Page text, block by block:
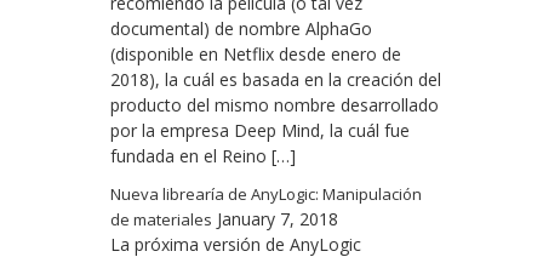
documental) de nombre AlphaGo
(disponible en Netflix desde enero de
2018), la cuál es basada en la creación del
producto del mismo nombre desarrollado
por la empresa Deep Mind, la cuál fue
fundada en el Reino […]
Nueva librearía de AnyLogic: Manipulación
de materiales January 7, 2018
La próxima versión de AnyLogic